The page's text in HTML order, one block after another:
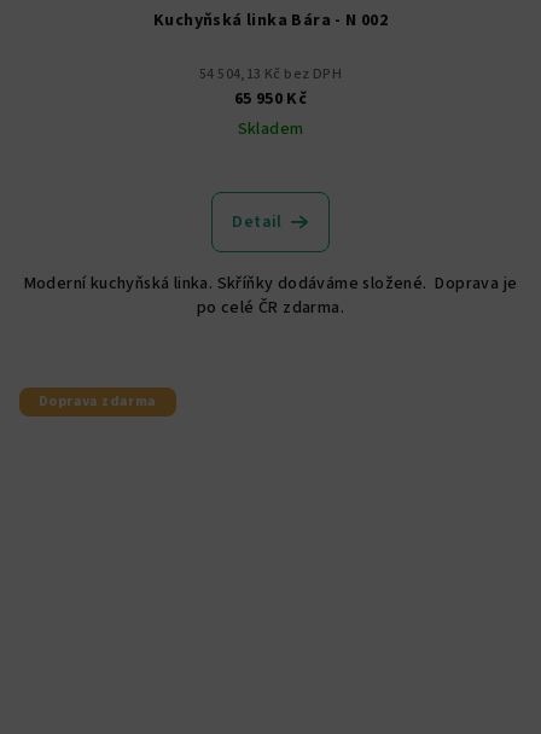
Kuchyňská linka Bára - N 002
54 504,13 Kč bez DPH
65 950 Kč
Skladem
Detail
Moderní kuchyňská linka. Skříňky dodáváme složené. Doprava je
po celé ČR zdarma.
Doprava zdarma